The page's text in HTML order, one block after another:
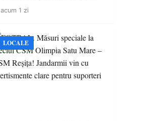
spectaculoase, premii și un jurat
acum 1 zi
LOCALE